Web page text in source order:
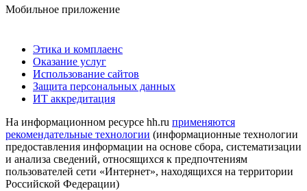
Мобильное приложение
Этика и комплаенс
Оказание услуг
Использование сайтов
Защита персональных данных
ИТ аккредитация
На информационном ресурсе hh.ru применяются
рекомендательные технологии (информационные технологии
предоставления информации на основе сбора, систематизации
и анализа сведений, относящихся к предпочтениям
пользователей сети «Интернет», находящихся на территории
Российской Федерации)